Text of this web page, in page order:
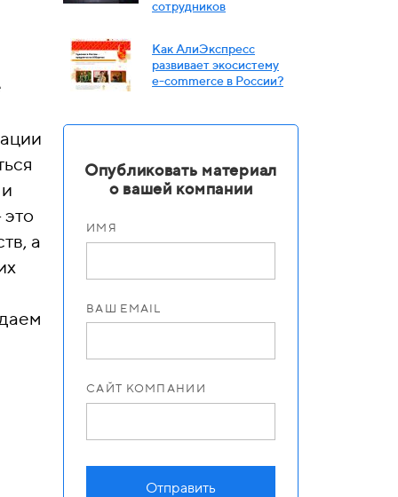
а
сотрудников
Как АлиЭкспресс
развивает экосистему
e-commerce в России?
Опубликовать материал
о вашей компании
ИМЯ
ВАШ EMAIL
САЙТ КОМПАНИИ
Отправить